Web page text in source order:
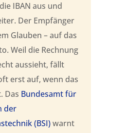
IBAN aus und
Der Empfänger
Glauben – auf das
Weil die Rechnung
aussieht, fällt
erst auf, wenn das
Das Bundesamt für
der
(BSI)warnt